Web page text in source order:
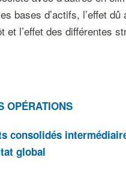
bases d’actifs, l’effet dû
et l’effet des différentes
OPÉRATIONS
consolidés
global